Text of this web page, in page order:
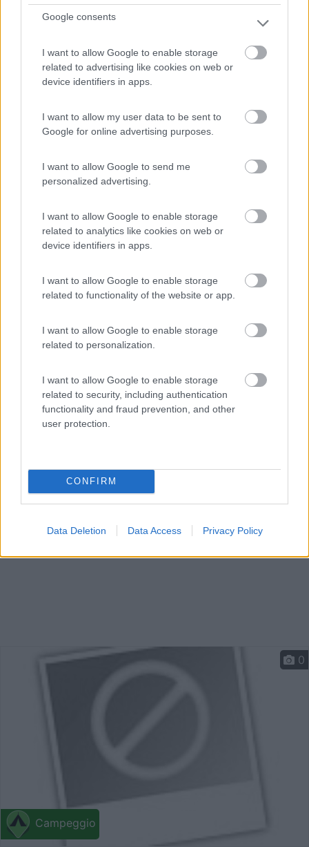
Google consents
I want to allow Google to enable storage
related to advertising like cookies on web or
device identifiers in apps.
I want to allow my user data to be sent to
Google for online advertising purposes.
I want to allow Google to send me
personalized advertising.
I want to allow Google to enable storage
related to analytics like cookies on web or
device identifiers in apps.
I want to allow Google to enable storage
related to functionality of the website or app.
I want to allow Google to enable storage
related to personalization.
I want to allow Google to enable storage
related to security, including authentication
functionality and fraud prevention, and other
user protection.
CONFIRM
Data Deletion Data Access Privacy Policy
Situato sulle colline Euganee vicino alla città di Padov...
Teolo (PD) - 23.2km
Campeggio
7 2
Immerso nella natura campeggio con piazzole dotate di
Campeggio
0